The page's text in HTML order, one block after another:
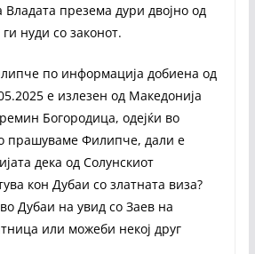
презема дури двојно од
нуди со законот.
по информација добиена од
е излезен од Македонија
Богородица, одејќи во
прашуваме Филипче, дали е
дека од Солунскиот
кон Дубаи со златната виза?
Дубаи на увид со Заев на
или можеби некој друг